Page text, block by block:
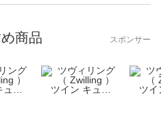
商品 スポンサー